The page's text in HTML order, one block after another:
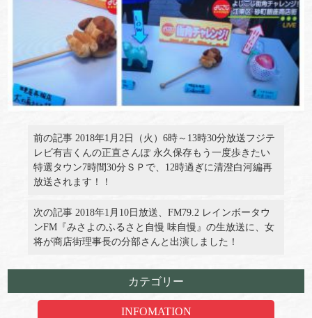
前の記事 2018年1月2日（火）6時～13時30分放送フジテ
レビ有吉くんの正直さんぽ 永久保存もう一度歩きたい
特選タウン7時間30分ＳＰで、12時過ぎに清澄白河編再
放送されます！！
次の記事 2018年1月10日放送、FM79.2 レインボータウ
ンFM『みさよのふるさと自慢 味自慢』の生放送に、女
将が商店街理事長の分部さんと出演しました！
カテゴリー
INFOMATION